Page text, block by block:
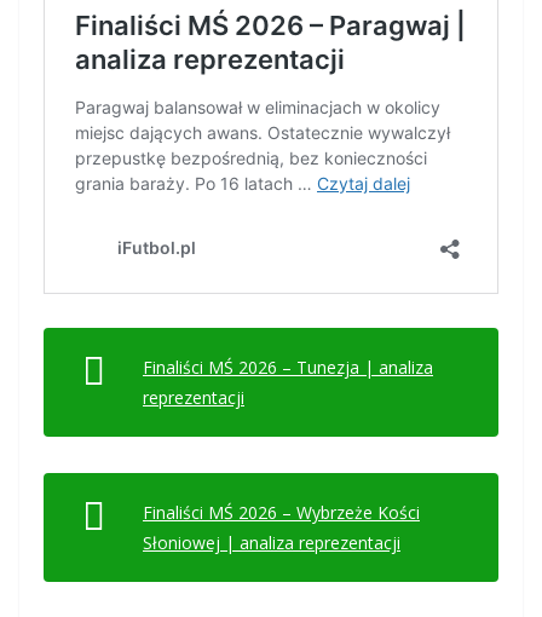
Finaliści MŚ 2026 – Tunezja | analiza
reprezentacji
Finaliści MŚ 2026 – Wybrzeże Kości
Słoniowej | analiza reprezentacji